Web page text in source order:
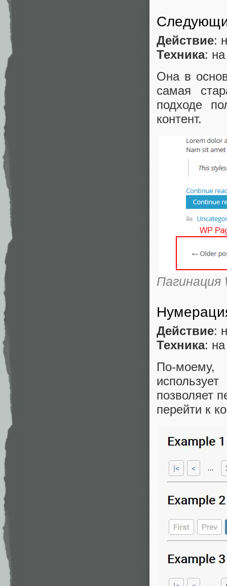
Действие:
Техника:
Она в
самая
подходе
контент.
Пагинация
Действие:
Техника:
По-
позволяет
перейти к